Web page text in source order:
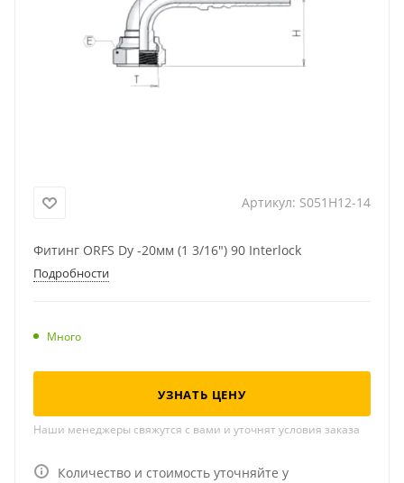
Артикул: S051H12-14
Фитинг ORFS Dу -20мм (1 3/16") 90 Interlock
Подробности
Много
УЗНАТЬ ЦЕНУ
Наши менеджеры свяжутся с вами и уточнят условия заказа
Количество и стоимость уточняйте у